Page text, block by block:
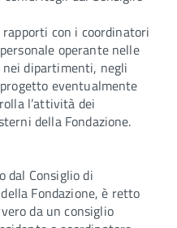
con i coordinatori
operante nelle
dipartimenti, negli
eventualmente
l’attività dei
della Fondazione.
dal Consiglio di
Fondazione, è retto
da un consiglio